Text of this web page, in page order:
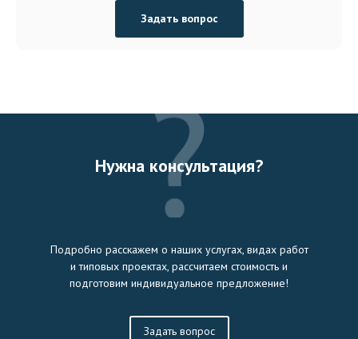
Задать вопрос
Нужна консультация?
Подробно расскажем о наших услугах, видах работ
и типовых проектах, рассчитаем стоимость и
подготовим индивидуальное предложение!
Задать вопрос